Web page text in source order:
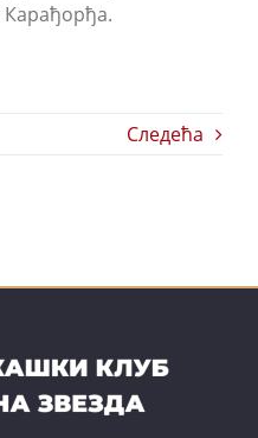
Карађорђа.
Следећа